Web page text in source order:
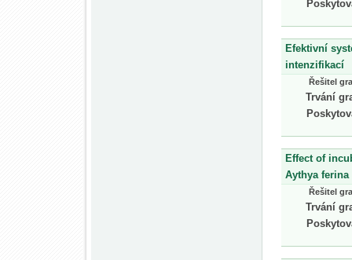
Efektivní
intenzifikací
Řešitel
Trvání
Effect of
Aythya
Řešitel
Trvání